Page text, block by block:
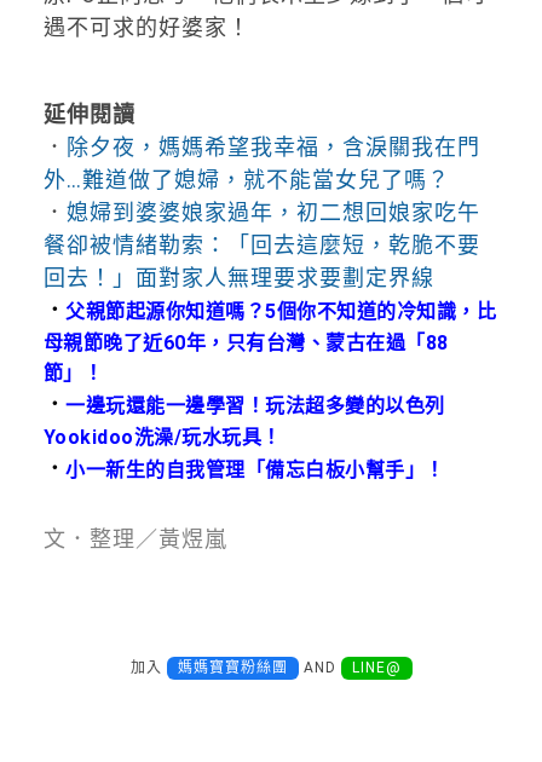
遇不可求的好婆家！
延伸閱讀
． 除夕夜，媽媽希望我幸福，含淚關我在門
外…難道做了媳婦，就不能當女兒了嗎？
． 媳婦到婆婆娘家過年，初二想回娘家吃午
餐卻被情緒勒索：「回去這麼短，乾脆不要
回去！」面對家人無理要求要劃定界線
． 父親節起源你知道嗎？5個你不知道的冷知識，比
母親節晚了近60年，只有台灣、蒙古在過「88
節」！
．一邊玩還能一邊學習！玩法超多變的以色列
Yookidoo洗澡/玩水玩具！
．小一新生的自我管理「備忘白板小幫手」！
文．整理／黃煜嵐
加入 媽媽寶寶粉絲團 AND LINE@